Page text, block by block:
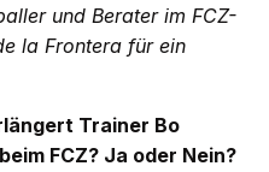
und Berater im FCZ-
la Frontera für ein
Trainer Bo
FCZ? Ja oder Nein?